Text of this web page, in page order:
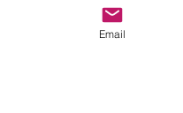
cet événement
Email